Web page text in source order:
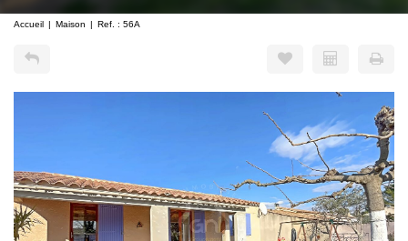
Accueil Maison Ref. : 56A